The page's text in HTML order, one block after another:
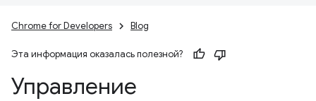
Chrome for Developers Blog
Эта информация оказалась полезной?
Управление